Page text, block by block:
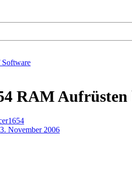
Software
RAM
3. November 2006